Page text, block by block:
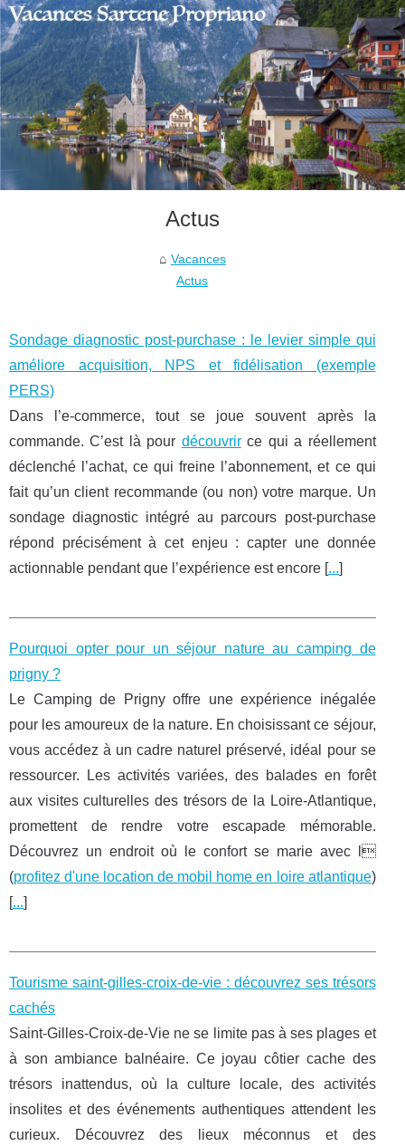
Actus
Vacances
Actus
Sondage diagnostic post‑purchase : le levier simple qui
améliore acquisition, NPS et fidélisation (exemple
PERS)
Dans l’e‑commerce, tout se joue souvent après la
commande. C’est là pour découvrirce qui a réellement
déclenché l’achat, ce qui freine l’abonnement, et ce qui
fait qu’un client recommande (ou non) votre marque. Un
sondage diagnostic intégré au parcours post‑purchase
répond précisément à cet enjeu : capter une donnée
actionnable pendant que l’expérience est encore [...]
Pourquoi opter pour un séjour nature au camping de
prigny ?
Le Camping de Prigny offre une expérience inégalée
pour les amoureux de la nature. En choisissant ce séjour,
vous accédez à un cadre naturel préservé, idéal pour se
ressourcer. Les activités variées, des balades en forêt
aux visites culturelles des trésors de la Loire-Atlantique,
promettent de rendre votre escapade mémorable.
Découvrez un endroit où le confort se marie avec l
(profitez d'une location de mobil home en loire atlantique)
[...]
Tourisme saint-gilles-croix-de-vie : découvrez ses trésors
cachés
Saint-Gilles-Croix-de-Vie ne se limite pas à ses plages et
à son ambiance balnéaire. Ce joyau côtier cache des
trésors inattendus, où la culture locale, des activités
insolites et des événements authentiques attendent les
curieux. Découvrez des lieux méconnus et des